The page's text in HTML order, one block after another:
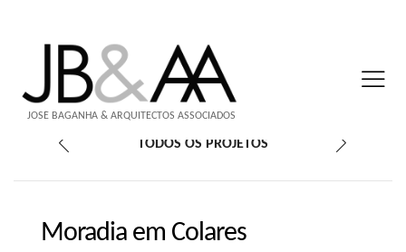
JOSÉ BAGANHA & ARQUITECTOS ASSOCIADOS
TODOS OS PROJETOS
Moradia em Colares